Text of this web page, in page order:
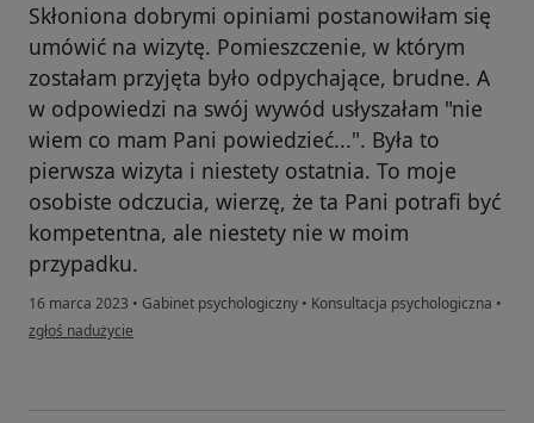
Skłoniona dobrymi opiniami postanowiłam się
umówić na wizytę. Pomieszczenie, w którym
zostałam przyjęta było odpychające, brudne. A
w odpowiedzi na swój wywód usłyszałam "nie
wiem co mam Pani powiedzieć...". Była to
pierwsza wizyta i niestety ostatnia. To moje
osobiste odczucia, wierzę, że ta Pani potrafi być
kompetentna, ale niestety nie w moim
przypadku.
16 marca 2023 • Gabinet psychologiczny • Konsultacja psychologiczna •
w opinii użytkownika F
zgłoś nadużycie